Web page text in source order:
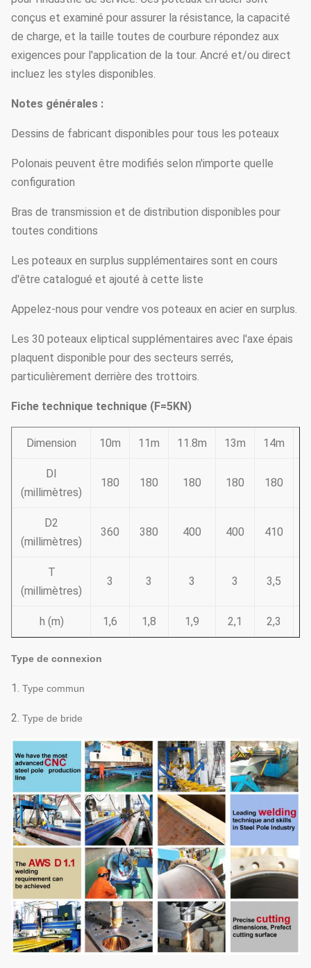
conçus et examiné pour assurer la résistance, la capacité
de charge, et la taille toutes de courbure répondez aux
exigences pour l'application de la tour. Ancré et/ou direct
incluez les styles disponibles.
Notes générales :
Dessins de fabricant disponibles pour tous les poteaux
Polonais peuvent être modifiés selon n'importe quelle
configuration
Bras de transmission et de distribution disponibles pour
toutes conditions
Les poteaux en surplus supplémentaires sont en cours
d'être catalogué et ajouté à cette liste
Appelez-nous pour vendre vos poteaux en acier en surplus.
Les 30 poteaux eliptical supplémentaires avec l'axe épais
plaquent disponible pour des secteurs serrés,
particulièrement derrière des trottoirs.
Fiche technique technique (F=5KN)
Dimension 10m 11m 11.8m 13m 14m
DI
(millimètres)
180 180 180 180 180
D2
(millimètres)
360 380 400 400 410
T
(millimètres)
3 3 3 3 3,5
h (m) 1,6 1,8 1,9 2,1 2,3
Type de connexion
1. Type commun
2. Type de bride